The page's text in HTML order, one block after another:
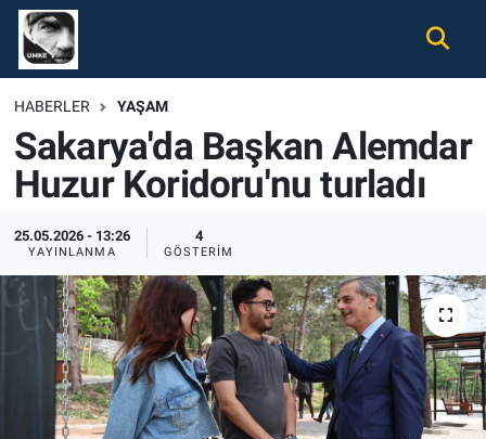
HABERLER YAŞAM
Sakarya'da Başkan Alemdar
Huzur Koridoru'nu turladı
25.05.2026 - 13:26
YAYINLANMA
4
GÖSTERIM
Gündem
Ekonomi
Spor
Magazin
Tüm Haberler
İletişim
Künye
Nöbetçi Eczaneler
Hava Durumu
Namaz Vakitleri
Trafik Durumu
Süper Lig Puan Durumu ve Fikstür
Tüm Manşetler
Son Dakika Haberleri